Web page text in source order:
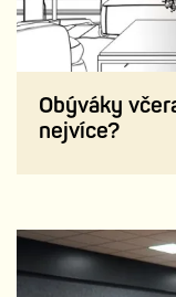
Obýváky
nejvíce?